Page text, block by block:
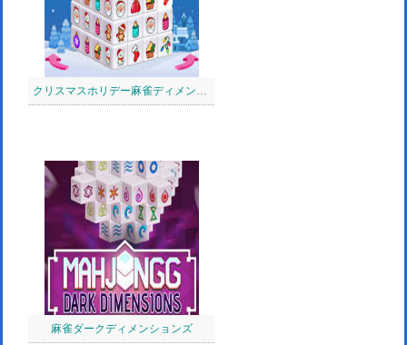
クリスマスホリデー麻雀ディメンション
麻雀ダークディメンションズ